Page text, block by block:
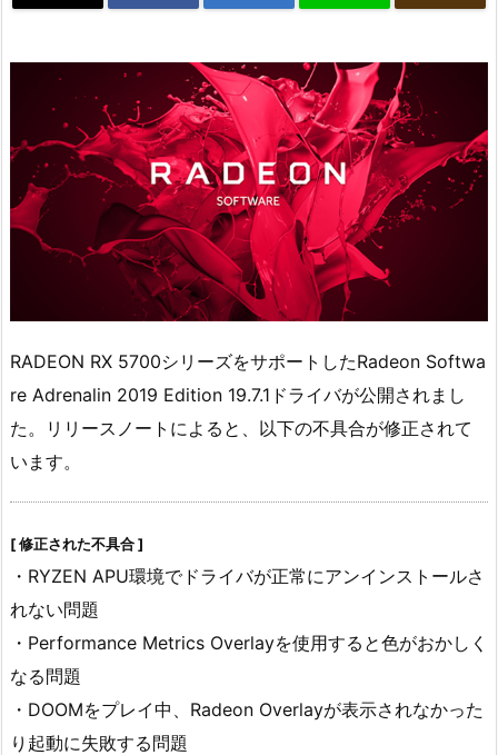
RADEON RX 5700シリーズをサポートしたRadeon Softwa
re Adrenalin 2019 Edition 19.7.1ドライバが公開されまし
た。リリースノートによると、以下の不具合が修正されて
います。
[ 修正された不具合 ]
・RYZEN APU環境でドライバが正常にアンインストールさ
れない問題
・Performance Metrics Overlayを使用すると色がおかしく
なる問題
・DOOMをプレイ中、Radeon Overlayが表示されなかった
り起動に失敗する問題